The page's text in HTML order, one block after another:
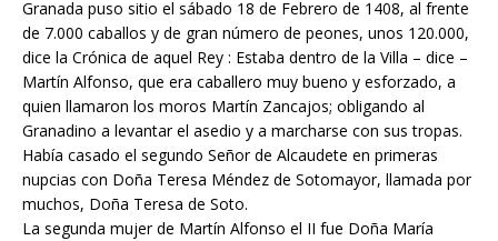
Granada puso sitio el sábado 18 de Febrero de 1408, al frente
de 7.000 caballos y de gran número de peones, unos 120.000,
dice la Crónica de aquel Rey : Estaba dentro de la Villa – dice –
Martín Alfonso, que era caballero muy bueno y esforzado, a
quien llamaron los moros Martín Zancajos; obligando al
Granadino a levantar el asedio y a marcharse con sus tropas.
Había casado el segundo Señor de Alcaudete en primeras
nupcias con Doña Teresa Méndez de Sotomayor, llamada por
muchos, Doña Teresa de Soto.
La segunda mujer de Martín Alfonso el II fue Doña María